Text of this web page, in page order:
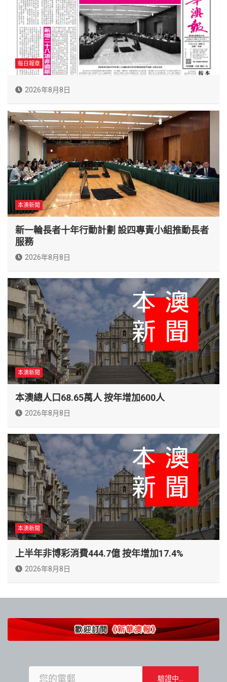
每日報章
2026年8月8日
本澳新聞
新一輪長者十年行動計劃 設四專責小組推動長者
服務
2026年8月8日
本澳新聞
本澳總人口68.65萬人 按年增加600人
2026年8月8日
本澳新聞
上半年非博彩消費444.7億 按年增加17.4%
2026年8月8日